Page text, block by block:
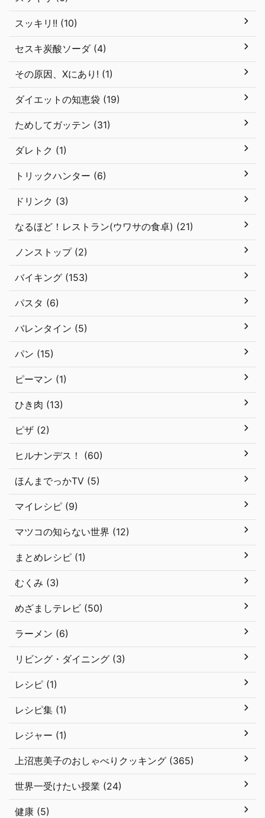
スッキリ!! (10)
セスキ炭酸ソーダ (4)
その原因、Xにあり! (1)
ダイエットの知恵袋 (19)
ためしてガッテン (31)
ダレトク (1)
トリックハンター (6)
ドリンク (3)
なるほど！レストラン(ウワサの食卓) (21)
ノンストップ (2)
バイキング (153)
パスタ (6)
バレンタイン (5)
パン (15)
ピーマン (1)
ひき肉 (13)
ピザ (2)
ヒルナンデス！ (60)
ほんまでっかTV (5)
マイレシピ (9)
マツコの知らない世界 (12)
まとめレシピ (1)
むくみ (3)
めざましテレビ (50)
ラーメン (6)
リビング・ダイニング (3)
レシピ (1)
レシピ集 (1)
レジャー (1)
上沼恵美子のおしゃべりクッキング (365)
世界一受けたい授業 (24)
健康 (5)